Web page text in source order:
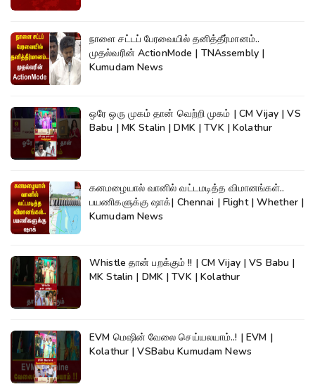
நாளை சட்டப் பேரவையில் தனித்தீர்மானம்..
முதல்வரின் ActionMode | TNAssembly |
Kumudam News
ஒரே ஒரு முகம் தான் வெற்றி முகம் | CM Vijay | VS
Babu | MK Stalin | DMK | TVK | Kolathur
கனமழையால் வானில் வட்டமடித்த விமானங்கள்..
பயணிகளுக்கு ஷாக்| Chennai | Flight | Whether |
Kumudam News
Whistle தான் பறக்கும் !! | CM Vijay | VS Babu |
MK Stalin | DMK | TVK | Kolathur
EVM மெஷின் வேலை செய்யலயாம்..! | EVM |
Kolathur | VSBabu Kumudam News